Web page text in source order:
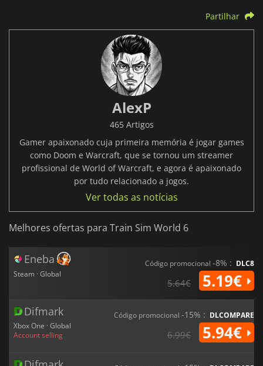
Partilhar
AlexP
465 Artigos
Gamer apaixonado cuja primeira memória é jogar games
como Doom e Warcraft, que se tornou um streamer
profissional de World of Warcraft, e agora é apaixonado
por tudo relacionado a jogos.
Ver todas as notícias
Melhores ofertas para Train Sim World 6
Eneba
Steam · Global
Código promocional -8% : DLC8
5.64€ 5.19€
Difmark
Xbox One · Global
Account selling
Código promocional -15% : DLCOMPARE
6.99€ 5.94€